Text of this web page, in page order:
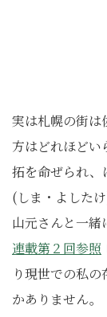
実は札幌の街は
方はどれほどい
拓を命ぜられ、
(しま・よした
山元さんと一
連載第２回参照
り現世での私
かありません。